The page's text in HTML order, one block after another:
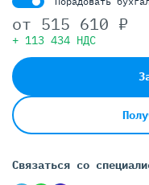
от 515 610 ₽
+ 113 434 НДС
Связаться со